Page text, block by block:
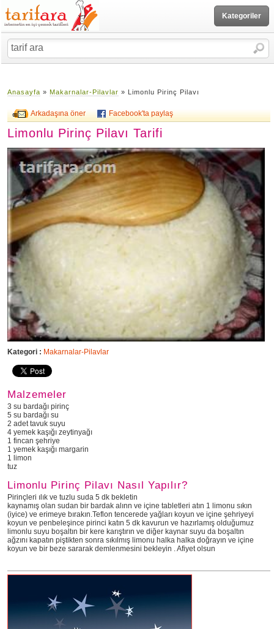
Kategoriler
Anasayfa » Makarnalar-Pilavlar » Limonlu Pirinç Pilavı
Arkadaşına öner Facebook'ta paylaş
Limonlu Pirinç Pilavı Tarifi
Kategori : Makarnalar-Pilavlar
Malzemeler
3 su bardağı pirinç
5 su bardağı su
2 adet tavuk suyu
4 yemek kaşığı zeytinyağı
1 fincan şehriye
1 yemek kaşığı margarin
1 limon
tuz
Limonlu Pirinç Pilavı Nasıl Yapılır?
Pirinçleri ılık ve tuzlu suda 5 dk bekletin
kaynamış olan sudan bir bardak alınn ve içine tabletleri atın 1 limonu sıkın
(iyice) ve erimeye bırakın.Teflon tencerede yağları koyun ve içine şehriyeyi
koyun ve penbeleşince pirinci katın 5 dk kavurun ve hazırlamış olduğumuz
limonlu suyu boşaltın bir kere karıştırın ve diğer kaynar suyu da boşaltın
ağzını kapatın piştikten sonra sıkılmış limonu halka halka doğrayın ve içine
koyun ve bir beze sararak demlenmesini bekleyin . Afiyet olsun